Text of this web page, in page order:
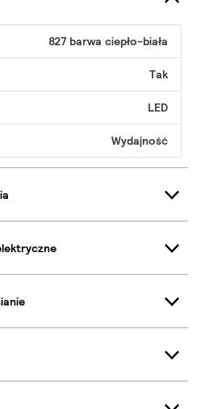
827 barwa ciepło-biała
Tak
LED
Wydajność